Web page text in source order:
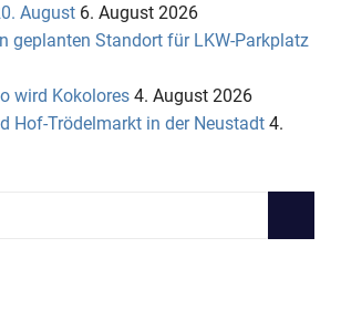
August 6. August 2026
geplanten Standort für LKW-Parkplatz
wird Kokolores 4. August 2026
Hof-Trödelmarkt in der Neustadt 4.